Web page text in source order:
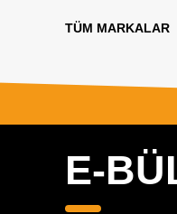
TÜM MARKALAR
E-